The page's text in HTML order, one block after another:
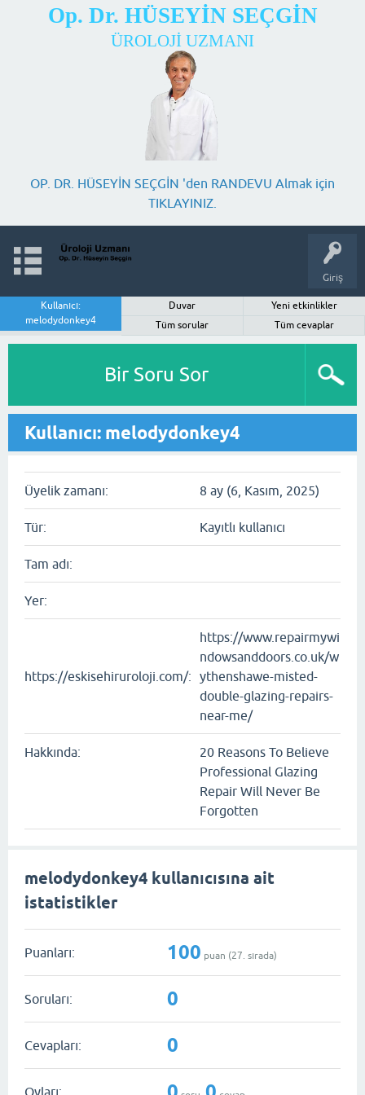
Op. Dr. HÜSEYİN SEÇGİN
ÜROLOJİ UZMANI
OP. DR. HÜSEYİN SEÇGİN 'den RANDEVU Almak için
TIKLAYINIZ.
Giriş
Kullanıcı:
melodydonkey4
Duvar
Yeni etkinlikler
Tüm sorular
Tüm cevaplar
Bir Soru Sor
Kullanıcı: melodydonkey4
Üyelik zamanı: 8 ay (6, Kasım, 2025)
Tür: Kayıtlı kullanıcı
Tam adı:
Yer:
https://eskisehiruroloji.com/:
https://www.repairmywi
ndowsanddoors.co.uk/w
ythenshawe-misted-
double-glazing-repairs-
near-me/
Hakkında:
20 Reasons To Believe
Professional Glazing
Repair Will Never Be
Forgotten
melodydonkey4 kullanıcısına ait
istatistikler
Puanları: 100 puan (27 . sırada)
Soruları: 0
Cevapları: 0
Oyları: